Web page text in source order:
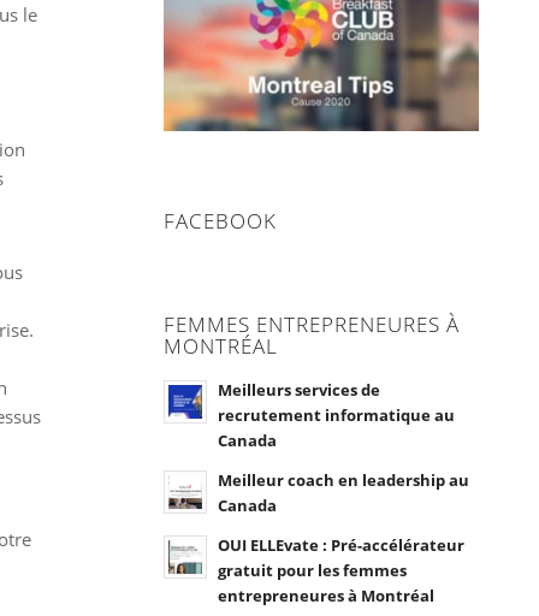
le
FACEBOOK
FEMMES ENTREPRENEURES À
MONTRÉAL
Meilleurs services de
recrutement informatique au
Canada
Meilleur coach en leadership au
Canada
OUI ELLEvate : Pré-accélérateur
gratuit pour les femmes
entrepreneures à Montréal